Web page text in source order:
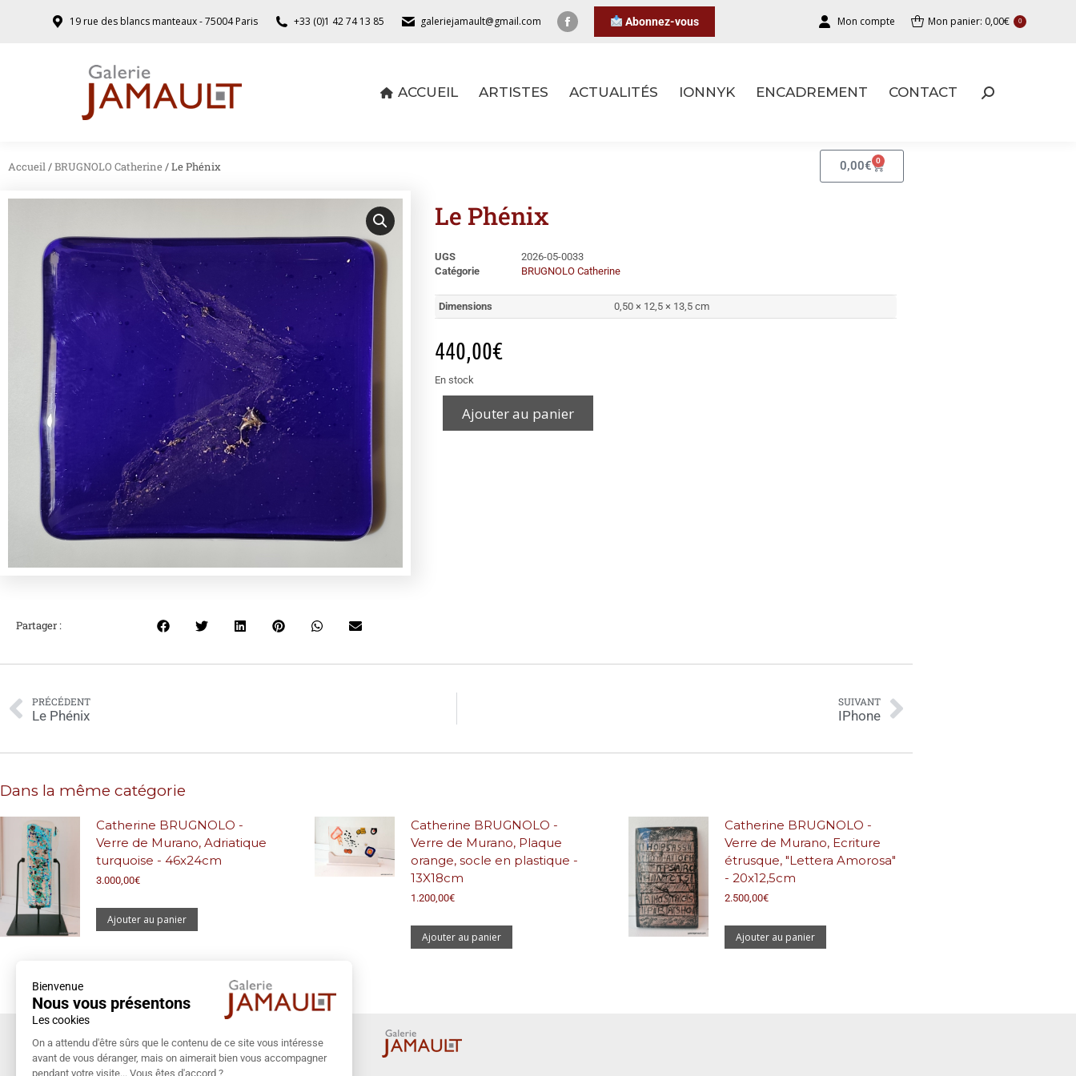
Bienvenue
Nous vous présentons
Les cookies
On a attendu d'être sûrs que le contenu de ce site vous intéresse
avant de vous déranger, mais on aimerait bien vous accompagner
pendant votre visite... Vous êtes d'accord ?
19 rue des blancs manteaux - 75004 Paris +33 (0)1 42 74 13 85 galeriejamault@gmail.com Abonnez-vous Mon compte Mon panier: 0,00€ 0
ACCUEIL ARTISTES ACTUALITÉS IONNYK ENCADREMENT CONTACT
Accueil /BRUGNOLO Catherine / Le Phénix 0,00€ 0
Le Phénix
UGS
2026-05-0033
Catégorie
BRUGNOLO Catherine
Dimensions 0,50 × 12,5 × 13,5 cm
440,00€
En stock
Ajouter au panier
Partager :
PRÉCÉDENT
Le Phénix
SUIVANT
IPhone
Dans la même catégorie
Catherine BRUGNOLO -
Verre de Murano, Adriatique
turquoise - 46x24cm
3.000,00€
Ajouter au panier
Catherine BRUGNOLO -
Verre de Murano, Plaque
orange, socle en plastique -
13X18cm
1.200,00€
Ajouter au panier
Catherine BRUGNOLO -
Verre de Murano, Ecriture
étrusque, "Lettera Amorosa"
- 20x12,5cm
2.500,00€
Ajouter au panier
Coordonnées
Galerie Jamault